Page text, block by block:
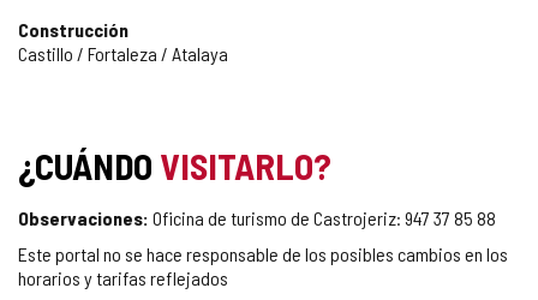
Construcción
Castillo / Fortaleza / Atalaya
¿CUÁNDO VISITARLO?
Observaciones: Oficina de turismo de Castrojeriz: 947 37 85 88
Este portal no se hace responsable de los posibles cambios en los
horarios y tarifas reflejados